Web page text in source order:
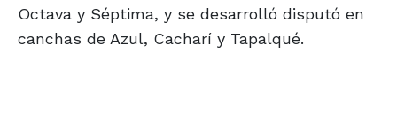
Octava y Séptima, y se desarrolló disputó en
canchas de Azul, Cacharí y Tapalqué.